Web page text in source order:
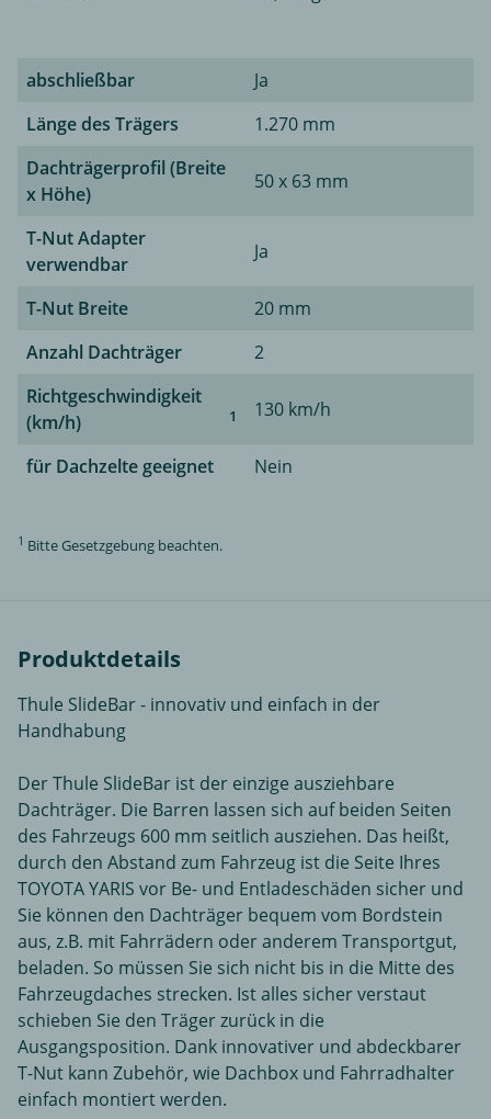
abschließbar
Ja
Länge des Trägers
1.270 mm
Dachträgerprofil (Breite
x Höhe)
50 x 63 mm
T-Nut Adapter
verwendbar
Ja
T-Nut Breite
20 mm
Anzahl Dachträger
2
Richtgeschwindigkeit
(km/h)
1 130 km/h
für Dachzelte geeignet Nein
1 Bitte Gesetzgebung beachten.
Produktdetails
Thule SlideBar - innovativ und einfach in der
Handhabung
Der Thule SlideBar ist der einzige ausziehbare
Dachträger. Die Barren lassen sich auf beiden Seiten
des Fahrzeugs 600 mm seitlich ausziehen. Das heißt,
durch den Abstand zum Fahrzeug ist die Seite Ihres
TOYOTA YARIS vor Be- und Entladeschäden sicher und
Sie können den Dachträger bequem vom Bordstein
aus, z.B. mit Fahrrädern oder anderem Transportgut,
beladen. So müssen Sie sich nicht bis in die Mitte des
Fahrzeugdaches strecken. Ist alles sicher verstaut
schieben Sie den Träger zurück in die
Ausgangsposition. Dank innovativer und abdeckbarer
T-Nut kann Zubehör, wie Dachbox und Fahrradhalter
einfach montiert werden.